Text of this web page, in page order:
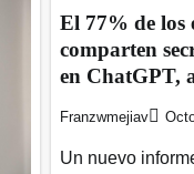
El 77% de los
comparten
en ChatGPT,
Franzwmejiav
Un nuevo